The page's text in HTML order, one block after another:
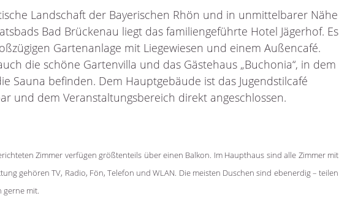
Landschaft der Bayerischen Rhön und in unmittelbarer Nähe
Bad Brückenau liegt das familiengeführte Hotel Jägerhof. Es
Gartenanlage mit Liegewiesen und einem Außencafé.
die schöne Gartenvilla und das Gästehaus „Buchonia“, in dem
Sauna befinden. Dem Hauptgebäude ist das Jugendstilcafé
und dem Veranstaltungsbereich direkt angeschlossen.
Zimmer verfügen größtenteils über einen Balkon. Im Haupthaus sind alle Zimmer mit
gehören TV, Radio, Fön, Telefon und WLAN. Die meisten Duschen sind ebenerdig – teilen
gerne mit.